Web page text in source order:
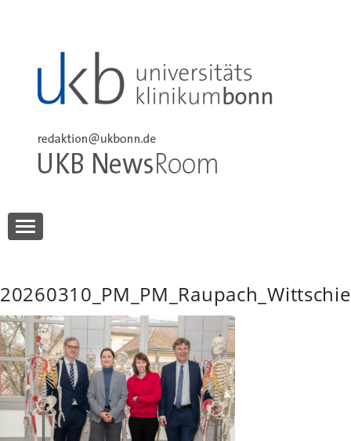
UKB NewsRoom